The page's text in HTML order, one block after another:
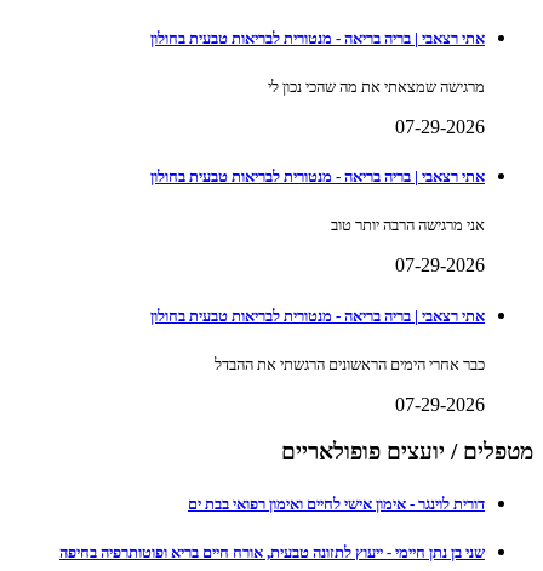
אתי רצאבי | בריה בריאה - מנטורית לבריאות טבעית בחולון
מרגישה שמצאתי את מה שהכי נכון לי
07-29-2026
אתי רצאבי | בריה בריאה - מנטורית לבריאות טבעית בחולון
אני מרגישה הרבה יותר טוב
07-29-2026
אתי רצאבי | בריה בריאה - מנטורית לבריאות טבעית בחולון
כבר אחרי הימים הראשונים הרגשתי את ההבדל
07-29-2026
מטפלים / יועצים פופולאריים
דורית לוינגר - אימון אישי לחיים ואימון רפואי בבת ים
שני בן נתן חיימי - ייעוץ לתזונה טבעית, אורח חיים בריא ופוטותרפיה בחיפה